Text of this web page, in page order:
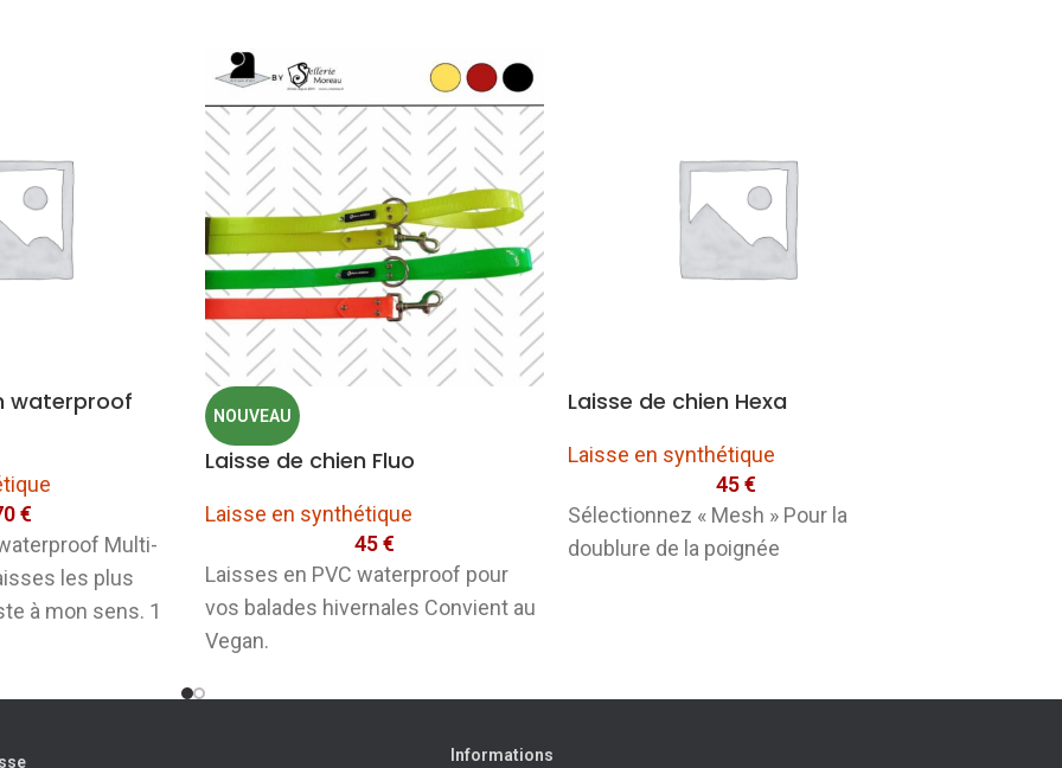
waterproof
€
Multi-
les plus
à mon sens. 1
NOUVEAU
Laisse de chien Fluo
Laisse en synthétique
45€
Laisses en PVC waterproof pour
vos balades hivernales Convient au
Vegan.
Laisse de chien Hexa
Laisse en synthétique
45€
Sélectionnez « Mesh » Pour la
doublure de la poignée
Informations